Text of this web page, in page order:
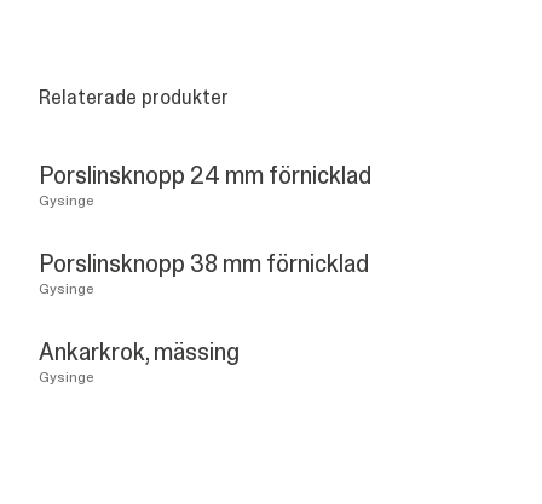
Relaterade produkter
Porslinsknopp 24 mm förnicklad
Gysinge
Porslinsknopp 38 mm förnicklad
Gysinge
Ankarkrok, mässing
Gysinge